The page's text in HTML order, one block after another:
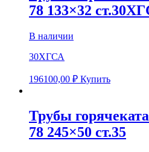
78 133×32
В наличии
30ХГСА
196100,00 ₽ Купить
Трубы
78 245×50 ст.35